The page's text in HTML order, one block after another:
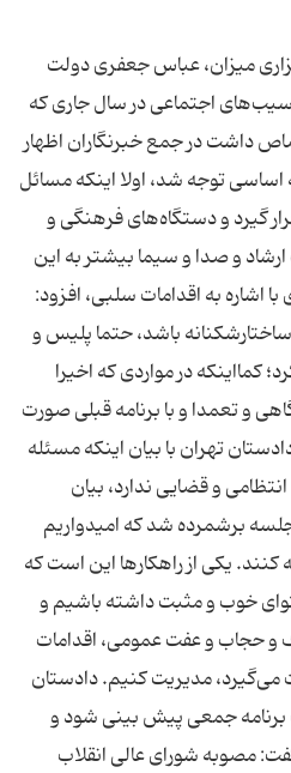
میزان، عباس جعفری دولت
اجتماعی در سال جاری که
داشت در جمع خبرنگاران اظهار
توجه شد، اولا اینکه مسائل
گیرد و دستگاه‌های فرهنگی و
و صدا و سیما بیشتر به این
اشاره به اقدامات سلبی، افزود:
باشد، حتما پلیس و
کمااینکه در مواردی که اخیرا
و تعمدا و با برنامه قبلی صورت
تهران با بیان اینکه مسئله
و قضایی ندارد، بیان
در این جلسه برشمرده شد که امیدواریم
کنند. یکی از راهکار‌ها این است که
خوب و مثبت داشته باشیم و
و حجاب و عفت عمومی، اقدامات
می‌گیرد، مدیریت کنیم. دادستان
برنامه جمعی پیش بینی شود و
مصوبه شورای عالی انقلاب